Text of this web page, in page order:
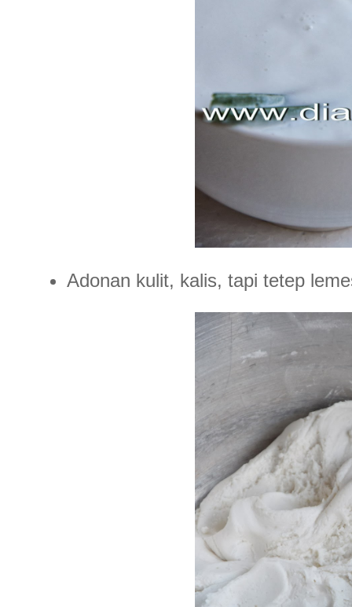
Adonan kulit, kalis, tapi tetep